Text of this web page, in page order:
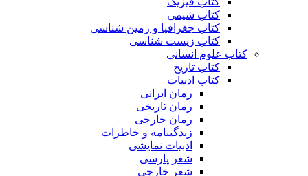
کتاب شیمی
کتاب جغرافیا و زمین شناسی
کتاب زیست شناسی
کتاب علوم انسانی
کتاب تاریخ
کتاب ادبیات
رمان ایرانی
رمان تاریخی
رمان خارجی
زندگینامه و خاطرات
ادبیات نمایشی
شعر پارسی
شعر خارجی